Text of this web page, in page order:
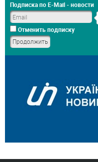
Подписка по E-Mail - новости
Отменить подписку